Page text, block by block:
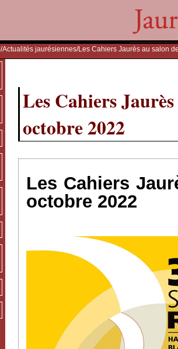
/Actualités jaurésiennes/Les Cahiers Jaurès au salon
Les Cahiers
octobre 2022
Les Cahiers
octobre 2022